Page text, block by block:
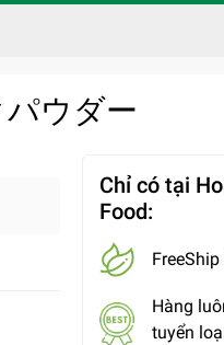
ウダー
Chỉ có tại
Food:
Hàng
tuyển